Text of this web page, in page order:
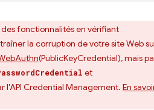
fonctionnalités en vérifiant
la corruption de votre site Web
(PublicKeyCredential), mais
et
l'API Credential Management. En